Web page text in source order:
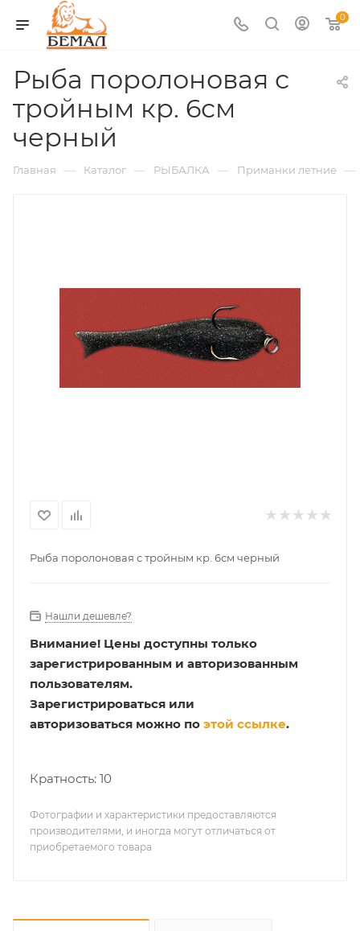
0
Рыба поролоновая с
тройным кр. 6см
черный
Главная — Каталог — РЫБАЛКА — Приманки летние —
Рыба поролоновая с тройным кр. 6см черный
Нашли дешевле?
Внимание! Цены доступны только
зарегистрированным и авторизованным
пользователям.
Зарегистрироваться или
авторизоваться можно по этой ссылке.
Кратность: 10
Фотографии и характеристики предоставляются
производителями, и иногда могут отличаться от
приобретаемого товара